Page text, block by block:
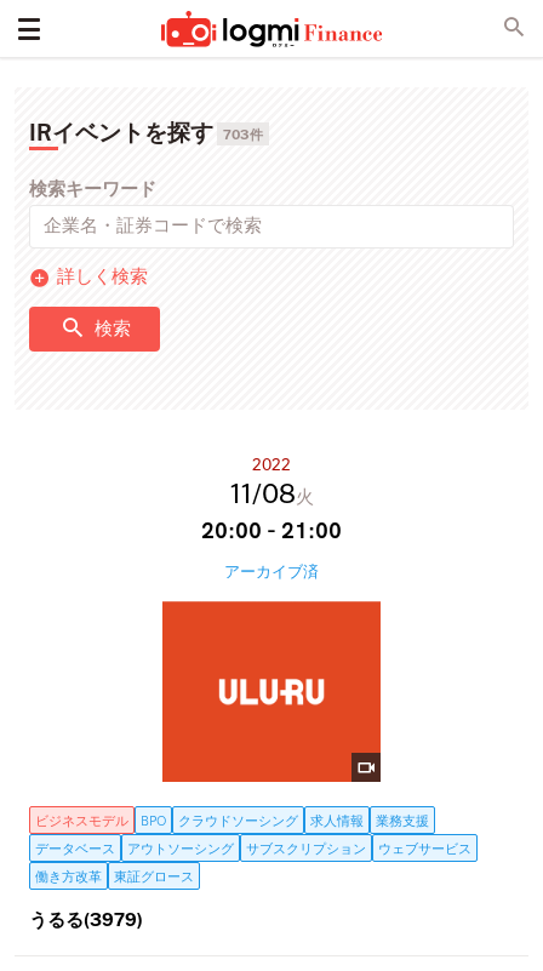
IRイベントを探す 703件
検索キーワード
詳しく検索
検索
2022
11 08火
20:00 - 21:00
アーカイブ済
ビジネスモデル BPO クラウドソーシング 求人情報
業務支援
データベース
アウトソーシング サブスクリプション
ウェブサービス
働き方改革
東証グロース
うるる(3979)